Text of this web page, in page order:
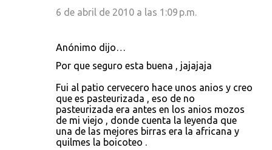
6 de abril de 2010 a las 1:09 p.m.
Anónimo dijo…
Por que seguro esta buena , jajajaja
Fui al patio cervecero hace unos anios y creo
que es pasteurizada , eso de no
pasteurizada era antes en los anios mozos
de mi viejo , donde cuenta la leyenda que
una de las mejores birras era la africana y
quilmes la boicoteo .